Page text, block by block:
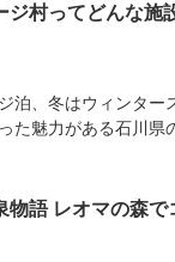
ジ村ってどんな施
泊、冬はウィンター
た魅力がある石川県
物語 レオマの森